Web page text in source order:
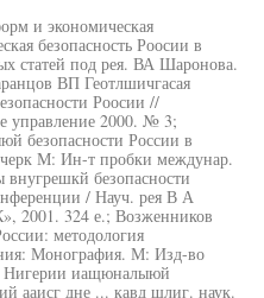
и экономическая
безопасность Роосии в
статей под рея. ВА Шаронова.
ВП Геотлшичгасая
Роосии //
управление 2000. № 3;
безопасности России в
М: Ин-т пробки междунар.
безопасности
/ Науч. рея В А
324 е.; Возженников
методология
Монография. М: Изд-во
Нигерии иащюналыюй
ааисг дне ... кавд шлиг. наук.